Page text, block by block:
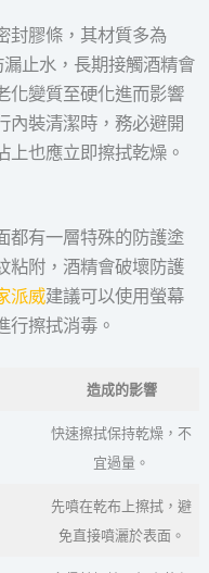
封膠條，其材質多為
止水，長期接觸酒精會
化變質至硬化進而影響
內裝清潔時，務必避開
上也應立即擦拭乾燥。
都有一層特殊的防護塗
粘附，酒精會破壞防護
派威建議可以使用螢幕
行擦拭消毒。
造成的影響
快速擦拭保持乾燥，不
宜過量。
先噴在乾布上擦拭，避
免直接噴灑於表面。